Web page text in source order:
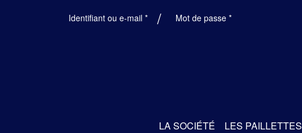
Identifiant ou e-mail *ObligatoireMot de passe *Obligatoire
LA SOCIÉTÉ LES PAILLETTES